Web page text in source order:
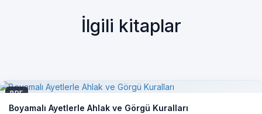
İlgili kitaplar
PDF
Boyamalı Ayetlerle Ahlak ve Görgü Kuralları